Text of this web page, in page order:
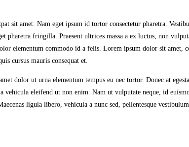
sit amet. Nam eget ipsum id tortor consectetur pharetra.
pharetra fringilla. Praesent ultrices massa a ex luctus, non
elementum commodo id a felis. Lorem ipsum dolor sit amet,
cursus mauris consequat et.
dolor ut urna elementum tempus eu nec tortor. Donec at
vehicula eleifend ut non enim. Nam ut vulputate neque, id
ligula libero, vehicula a nunc sed, pellentesque